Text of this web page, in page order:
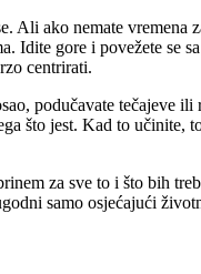
ako nemate vremena
gore i povežete se
centrirati.
podučavate tečajeve
što jest. Kad to
za sve to i što bih
samo osjećajući